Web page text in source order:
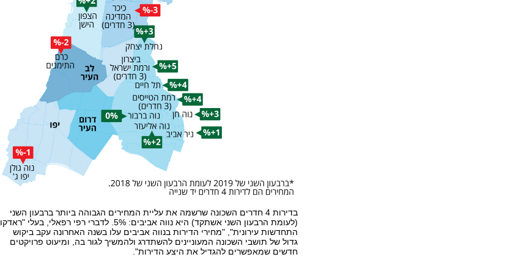
בדירות 4 חדרים השכונה שרשמה את עליית המחירים הגבוהה ביותר ברבעון השני
(לעומת הרבעון השני אשתקד) היא נווה אביבים: 5%. לדברי רפי רפאלי, בעלי "ראדקו
התחדשות עירונית", "מחירי הדירות בנווה אביבים עלו בשנה האחרונה עקב ביקוש
גדול של תושבי השכונה המעוניינים להשתדרג ולהמשיך לגור בה, ומיעוט פרויקטים
חדשים שמאפשרים להגדיל את היצע הדירות".